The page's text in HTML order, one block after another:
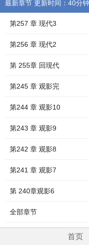
最新章节 更新时间：40分
第257 章 现代3
第256 章 现代2
第 255章 回现代
第245 章 观影完
第244 章 观影10
第243 章 观影9
第242 章 观影8
第241 章 观影7
第 240章观影6
全部章节
首页